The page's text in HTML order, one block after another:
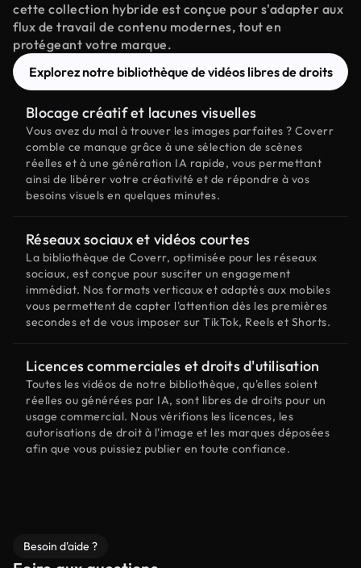
cette collection hybride est conçue pour s'adapter aux
flux de travail de contenu modernes, tout en
protégeant votre marque.
Explorez notre bibliothèque de vidéos libres de droits
Blocage créatif et lacunes visuelles
Vous avez du mal à trouver les images parfaites ? Coverr
comble ce manque grâce à une sélection de scènes
réelles et à une génération IA rapide, vous permettant
ainsi de libérer votre créativité et de répondre à vos
besoins visuels en quelques minutes.
Réseaux sociaux et vidéos courtes
La bibliothèque de Coverr, optimisée pour les réseaux
sociaux, est conçue pour susciter un engagement
immédiat. Nos formats verticaux et adaptés aux mobiles
vous permettent de capter l'attention dès les premières
secondes et de vous imposer sur TikTok, Reels et Shorts.
Licences commerciales et droits d'utilisation
Toutes les vidéos de notre bibliothèque, qu'elles soient
réelles ou générées par IA, sont libres de droits pour un
usage commercial. Nous vérifions les licences, les
autorisations de droit à l'image et les marques déposées
afin que vous puissiez publier en toute confiance.
Besoin d'aide ?